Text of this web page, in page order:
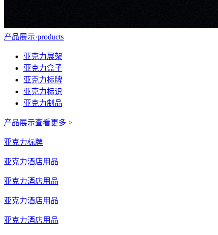
产品展示·products
亚克力展架
亚克力盒子
亚克力标牌
亚克力标识
亚克力制品
产品展示查看更多 >
亚克力标牌
亚克力酒店用品
亚克力酒店用品
亚克力酒店用品
亚克力酒店用品